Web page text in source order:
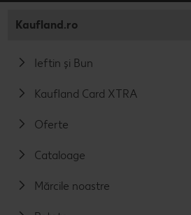
Kaufland.ro
Ieftin și Bun
Kaufland Card XTRA
Oferte
Cataloage
Mărcile noastre